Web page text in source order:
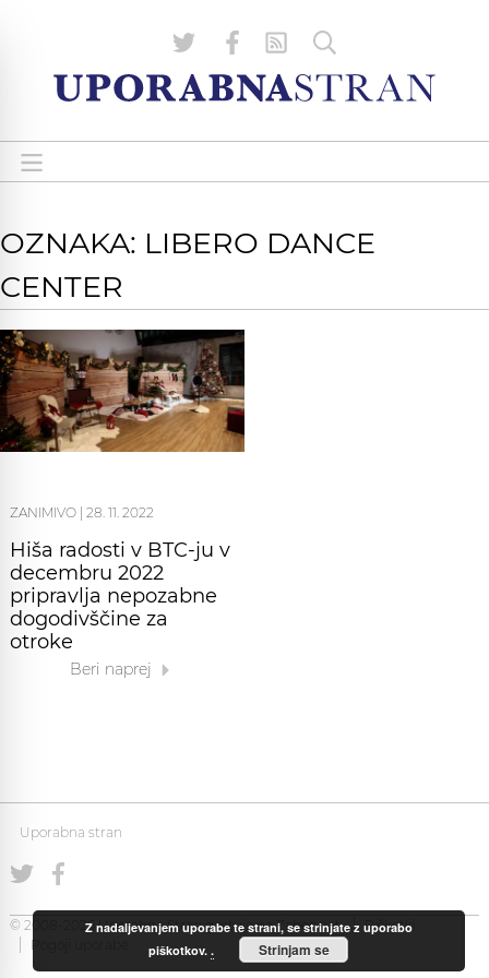
OZNAKA: LIBERO DANCE
CENTER
ZANIMIVO 28. 11. 2022
Hiša radosti v BTC-ju v
decembru 2022
pripravlja nepozabne
dogodivščine za
otroke
Beri naprej
Uporabna stran
© 2008-2026 Uporabna Stran gostuje naZabec.net
Piškotki
Pogoji uporabe
Z nadaljevanjem uporabe te strani, se strinjate z uporabo
piškotkov.. Strinjam se